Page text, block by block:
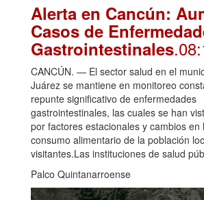
Alerta en Cancún:
Casos de
Gastrointestinales
CANCÚN. — El sector salud en el
Juárez se mantiene en monitoreo
repunte significativo de enfermedades
gastrointestinales, las cuales se han
por factores estacionales y cambios en
consumo alimentario de la población
visitantes.Las instituciones de salud
Palco Quintanarroense